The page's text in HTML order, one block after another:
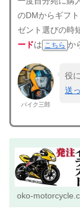
のDMからギフ
ゼント選びの時
ードは こちら か
バイク三郎
役
送
oko-